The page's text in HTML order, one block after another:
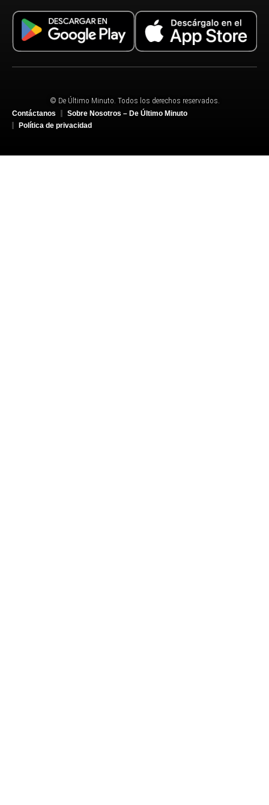
© De Último Minuto. Todos los derechos reservados.
Contáctanos
Sobre Nosotros – De Último Minuto
Política de privacidad